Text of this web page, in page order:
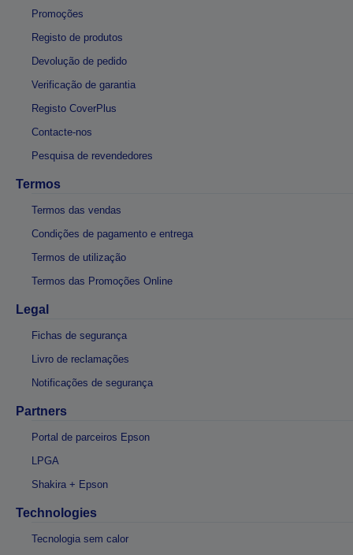
Promoções
Registo de produtos
Devolução de pedido
Verificação de garantia
Registo CoverPlus
Contacte-nos
Pesquisa de revendedores
Termos
Termos das vendas
Condições de pagamento e entrega
Termos de utilização
Termos das Promoções Online
Legal
Fichas de segurança
Livro de reclamações
Notificações de segurança
Partners
Portal de parceiros Epson
LPGA
Shakira + Epson
Technologies
Tecnologia sem calor